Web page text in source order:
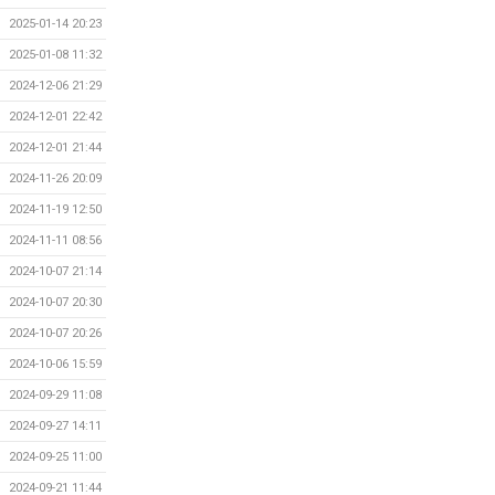
2025-01-14 20:23
2025-01-08 11:32
2024-12-06 21:29
2024-12-01 22:42
2024-12-01 21:44
2024-11-26 20:09
2024-11-19 12:50
2024-11-11 08:56
2024-10-07 21:14
2024-10-07 20:30
2024-10-07 20:26
2024-10-06 15:59
2024-09-29 11:08
2024-09-27 14:11
2024-09-25 11:00
2024-09-21 11:44